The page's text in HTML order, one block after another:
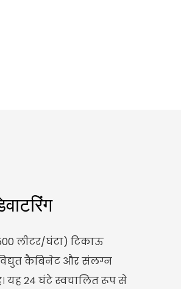
लीटर/घंटा) टिकाऊ
कैबिनेट और संलग्न
यह 24 घंटे स्वचालित रूप से